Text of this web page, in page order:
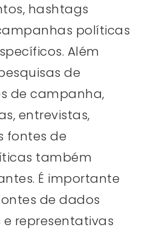
hashtags
políticas
Além
de
de campanha,
entrevistas,
fontes de
também
É importante
de dados
representativas